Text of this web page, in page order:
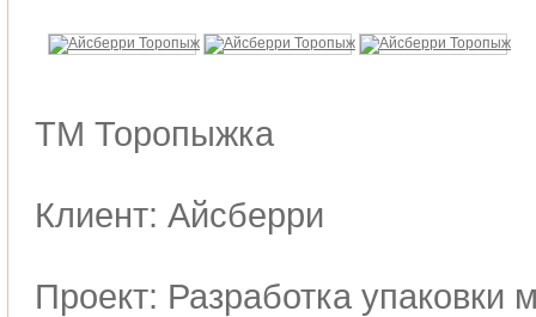
ТМ Торопыжка
Клиент: Айсберри
Проект: Разработка упаковки